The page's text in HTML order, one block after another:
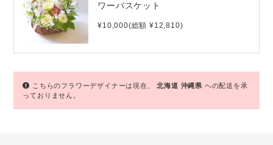
ワーバスケット
¥10,000(総額 ¥12,810)
こちらのフラワーデザイナーは現在、北海道 沖縄県 への配送を承
っておりません。